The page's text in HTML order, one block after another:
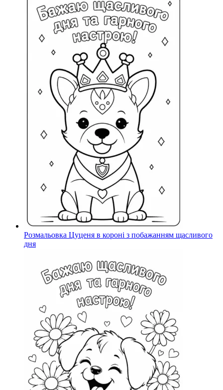
Розмальовка Цуценя в короні з побажанням щасливого
дня